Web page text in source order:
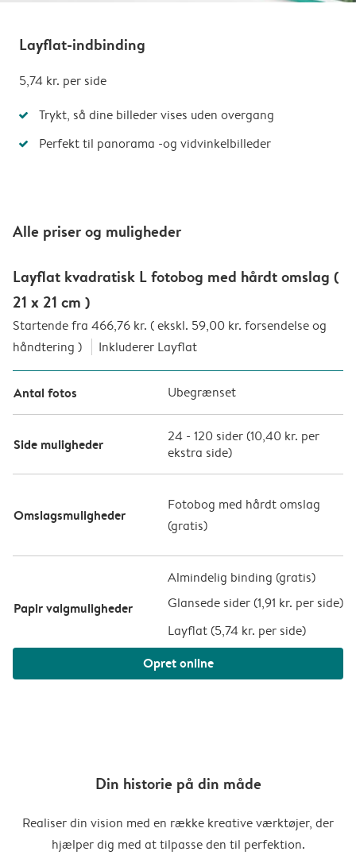
Layflat-indbinding
5,74 kr. per side
Trykt, så dine billeder vises uden overgang
Perfekt til panorama -og vidvinkelbilleder
Alle priser og muligheder
Layflat kvadratisk L fotobog med hårdt omslag (
21 x 21 cm )
Startende fra 466,76 kr. ( ekskl. 59,00 kr. forsendelse og
håndtering )
Inkluderer Layflat
Antal fotos Ubegrænset
Side muligheder 24 - 120 sider (10,40 kr. per
ekstra side)
Omslagsmuligheder
Fotobog med hårdt omslag
(gratis)
Papir valgmuligheder
Almindelig binding (gratis)
Glansede sider (1,91 kr. per side)
Layflat (5,74 kr. per side)
Opret online
Din historie på din måde
Realiser din vision med en række kreative værktøjer, der
hjælper dig med at tilpasse den til perfektion.